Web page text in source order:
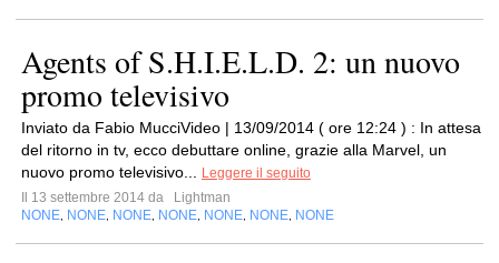
Agents of S.H.I.E.L.D. 2: un nuovo
promo televisivo
Inviato da Fabio MucciVideo | 13/09/2014 ( ore 12:24 ) : In attesa
del ritorno in tv, ecco debuttare online, grazie alla Marvel, un
nuovo promo televisivo...
Leggere il seguito
Il 13 settembre 2014 da
Lightman
NONE NONE NONE NONE NONE NONE NONE